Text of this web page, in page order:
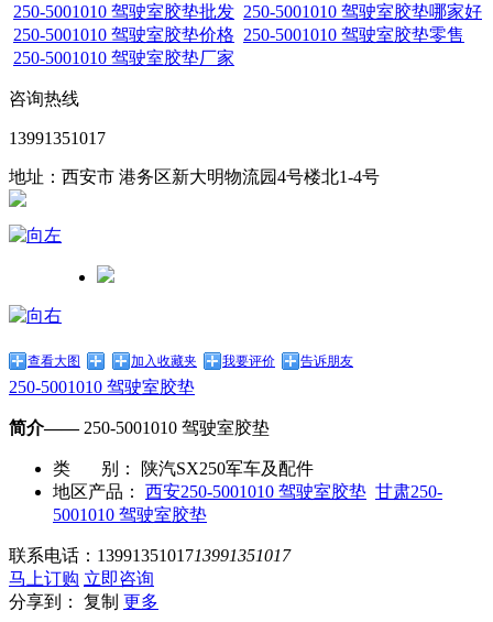
250-5001010 驾驶室胶垫批发 250-5001010 驾驶室胶垫哪家好
250-5001010 驾驶室胶垫价格 250-5001010 驾驶室胶垫零售
250-5001010 驾驶室胶垫厂家
咨询热线
13991351017
地址：西安市 港务区新大明物流园4号楼北1-4号
查看大图 加入收藏夹 我要评价 告诉朋友
250-5001010 驾驶室胶垫
简介——250-5001010 驾驶室胶垫
类 别：
陕汽SX250军车及配件
地区产品：
西安250-5001010 驾驶室胶垫 甘肃250-
5001010 驾驶室胶垫
联系电话： 1399135101713991351017
马上订购 立即咨询
分享到：
复制 更多